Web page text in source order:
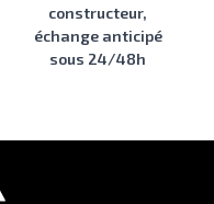
constructeur,
échange anticipé
sous 24/48h